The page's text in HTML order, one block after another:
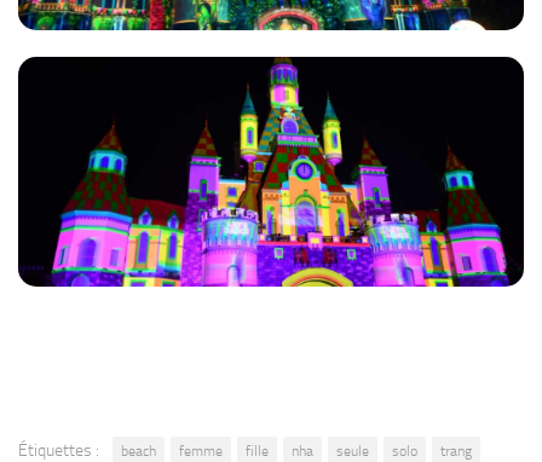
Étiquettes : beach femme fille nha seule solo
trang